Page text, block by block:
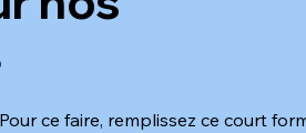
ce faire, remplissez ce court